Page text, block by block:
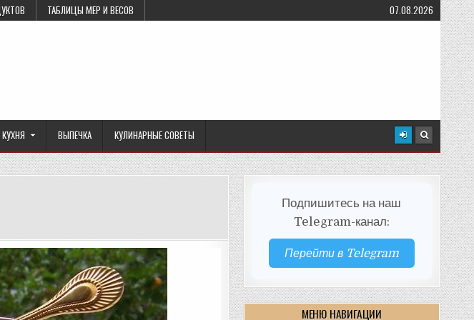
ТАБЛИЦЫ МЕР И ВЕСОВ 07.08.2026
ВЫПЕЧКА КУЛИНАРНЫЕ СОВЕТЫ
Подпишитесь на наш
Telegram-канал:
Перейти в Telegram
МЕНЮ НАВИГАЦИИ